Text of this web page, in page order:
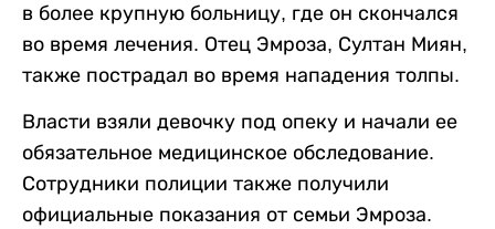
в более крупную больницу, где он скончался
во время лечения. Отец Эмроза, Султан Миян,
также пострадал во время нападения толпы.
Власти взяли девочку под опеку и начали ее
обязательное медицинское обследование.
Сотрудники полиции также получили
официальные показания от семьи Эмроза.